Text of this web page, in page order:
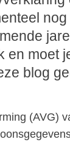
en moet
blog
(AVG)